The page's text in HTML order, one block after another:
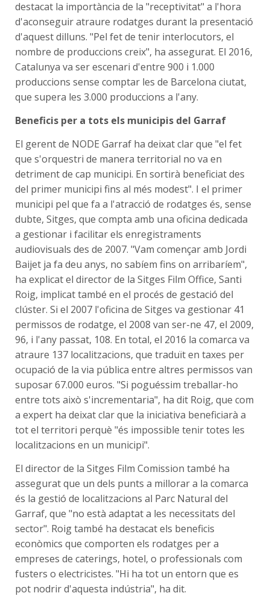
destacat la importància de la "receptivitat" a l'hora
d'aconseguir atraure rodatges durant la presentació
d'aquest dilluns. "Pel fet de tenir interlocutors, el
nombre de produccions creix", ha assegurat. El 2016,
Catalunya va ser escenari d'entre 900 i 1.000
produccions sense comptar les de Barcelona ciutat,
que supera les 3.000 produccions a l'any.
Beneficis per a tots els municipis del Garraf
El gerent de NODE Garraf ha deixat clar que "el fet
que s'orquestri de manera territorial no va en
detriment de cap municipi. En sortirà beneficiat des
del primer municipi fins al més modest". I el primer
municipi pel que fa a l'atracció de rodatges és, sense
dubte, Sitges, que compta amb una oficina dedicada
a gestionar i facilitar els enregistraments
audiovisuals des de 2007. "Vam començar amb Jordi
Baijet ja fa deu anys, no sabíem fins on arribaríem",
ha explicat el director de la Sitges Film Office, Santi
Roig, implicat també en el procés de gestació del
clúster. Si el 2007 l'oficina de Sitges va gestionar 41
permissos de rodatge, el 2008 van ser-ne 47, el 2009,
96, i l'any passat, 108. En total, el 2016 la comarca va
atraure 137 localitzacions, que traduït en taxes per
ocupació de la via pública entre altres permissos van
suposar 67.000 euros. "Si poguéssim treballar-ho
entre tots això s'incrementaria", ha dit Roig, que com
a expert ha deixat clar que la iniciativa beneficiarà a
tot el territori perquè "és impossible tenir totes les
localitzacions en un municipi".
El director de la Sitges Film Comission també ha
assegurat que un dels punts a millorar a la comarca
és la gestió de localitzacions al Parc Natural del
Garraf, que "no està adaptat a les necessitats del
sector". Roig també ha destacat els beneficis
econòmics que comporten els rodatges per a
empreses de caterings, hotel, o professionals com
fusters o electricistes. "Hi ha tot un entorn que es
pot nodrir d'aquesta indústria", ha dit.